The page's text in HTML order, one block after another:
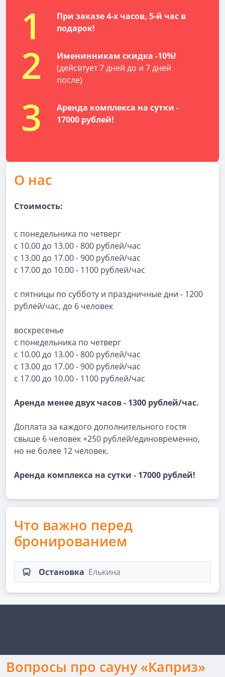
1
При заказе 4-х часов, 5-й час в
подарок!
2
Именинникам скидка -10%!
(дейсвтует 7 дней до и 7 дней
после)
3
Аренда комплекса на сутки -
17000 рублей!
О нас
Стоимость:
с понедельника по четверг
с 10.00 до 13.00 - 800 рублей/час
с 13.00 до 17.00 - 900 рублей/час
с 17.00 до 10.00 - 1100 рублей/час
с пятницы по субботу и праздничные дни - 1200
рублей/час, до 6 человек
воскресенье
с понедельника по четверг
с 10.00 до 13.00 - 800 рублей/час
с 13.00 до 17.00 - 900 рублей/час
с 17.00 до 10.00 - 1100 рублей/час
Аренда менее двух часов - 1300 рублей/час.
Доплата за каждого дополнительного гостя
свыше 6 человек +250 рублей/единовременно,
но не более 12 человек.
Аренда комплекса на сутки - 17000 рублей!
Что важно перед
бронированием
Остановка Елькина
Вопросы про сауну «Каприз»